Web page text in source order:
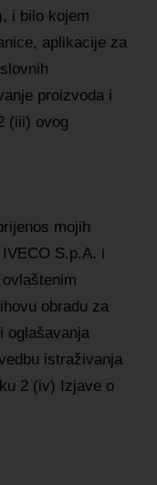
i bilo kojem
aplikacije za
proizvoda i
(iii) ovog
mojih
S.p.A. i
obradu za
oglašavanja
istraživanja
2 (iv) Izjave o